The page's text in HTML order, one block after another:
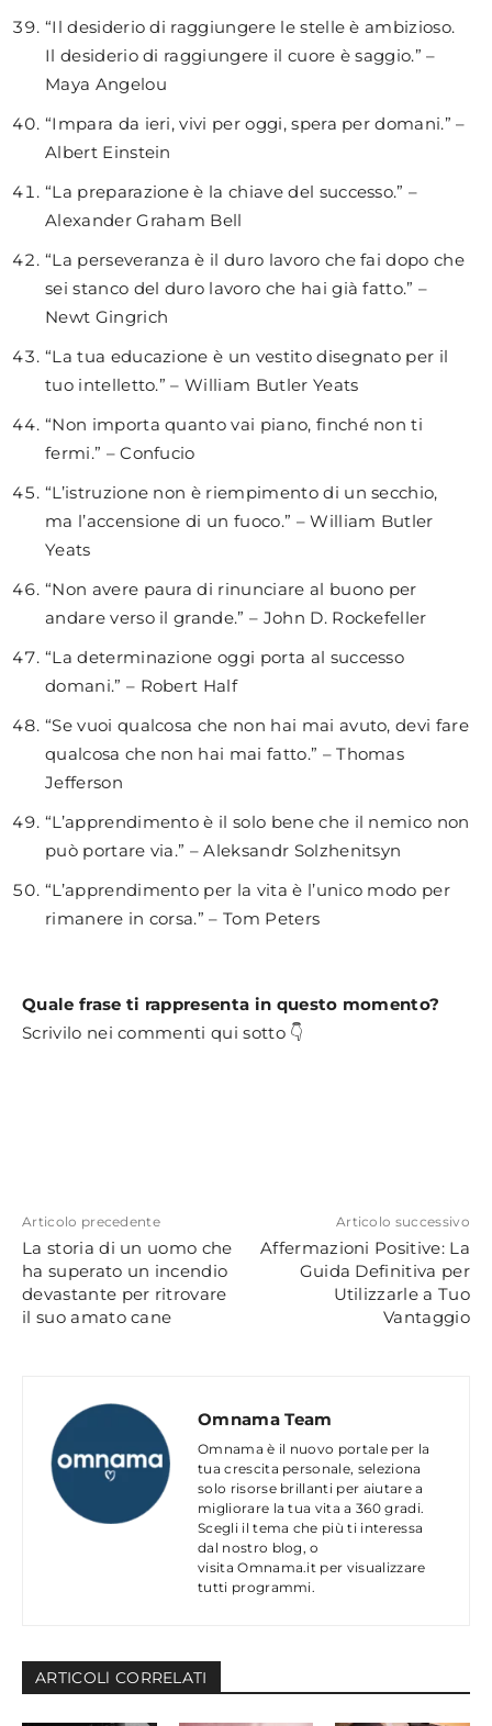
“Il desiderio di raggiungere le stelle è ambizioso.
Il desiderio di raggiungere il cuore è saggio.” –
Maya Angelou
“Impara da ieri, vivi per oggi, spera per domani.” –
Albert Einstein
“La preparazione è la chiave del successo.” –
Alexander Graham Bell
“La perseveranza è il duro lavoro che fai dopo che
sei stanco del duro lavoro che hai già fatto.” –
Newt Gingrich
“La tua educazione è un vestito disegnato per il
tuo intelletto.” – William Butler Yeats
“Non importa quanto vai piano, finché non ti
fermi.” – Confucio
“L’istruzione non è riempimento di un secchio,
ma l’accensione di un fuoco.” – William Butler
Yeats
“Non avere paura di rinunciare al buono per
andare verso il grande.” – John D. Rockefeller
“La determinazione oggi porta al successo
domani.” – Robert Half
“Se vuoi qualcosa che non hai mai avuto, devi fare
qualcosa che non hai mai fatto.” – Thomas
Jefferson
“L’apprendimento è il solo bene che il nemico non
può portare via.” – Aleksandr Solzhenitsyn
“L’apprendimento per la vita è l’unico modo per
rimanere in corsa.” – Tom Peters
Quale frase ti rappresenta in questo momento?
Scrivilo nei commenti qui sotto 👇
Articolo precedente
La storia di un uomo che
ha superato un incendio
devastante per ritrovare
il suo amato cane
Articolo successivo
Affermazioni Positive: La
Guida Definitiva per
Utilizzarle a Tuo
Vantaggio
Omnama Team
Omnama è il nuovo portale per la
tua crescita personale, seleziona
solo risorse brillanti per aiutare a
migliorare la tua vita a 360 gradi.
Scegli il tema che più ti interessa
dal nostro blog, o
visita Omnama.it per visualizzare
tutti programmi.
ARTICOLl CORRELATI